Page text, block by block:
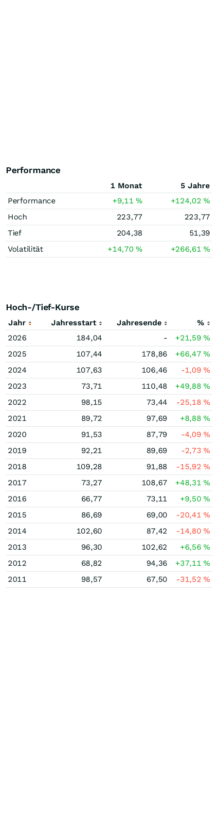
Performance
1 Monat
5 Jahre
Performance
+9,11% +124,02%
Hoch
223,77
223,77
Tief
204,38
51,39
Volatilität
+14,70% +266,61%
Hoch-/Tief-Kurse
Jahr Jahresstart Jahresende
%
2026
184,04 - +21,59%
2025
107,44 178,86 +66,47%
2024
107,63 106,46 -1,09%
2023
73,71 110,48 +49,88%
2022
98,15 73,44 -25,18%
2021
89,72 97,69 +8,88%
2020
91,53 87,79 -4,09%
2019
92,21 89,69 -2,73%
2018
109,28 91,88 -15,92%
2017
73,27 108,67 +48,31%
2016
66,77 73,11 +9,50%
2015
86,69 69,00 -20,41%
2014
102,60 87,42 -14,80%
2013
96,30 102,62 +6,56%
2012
68,82 94,36 +37,11%
2011
98,57 67,50 -31,52%